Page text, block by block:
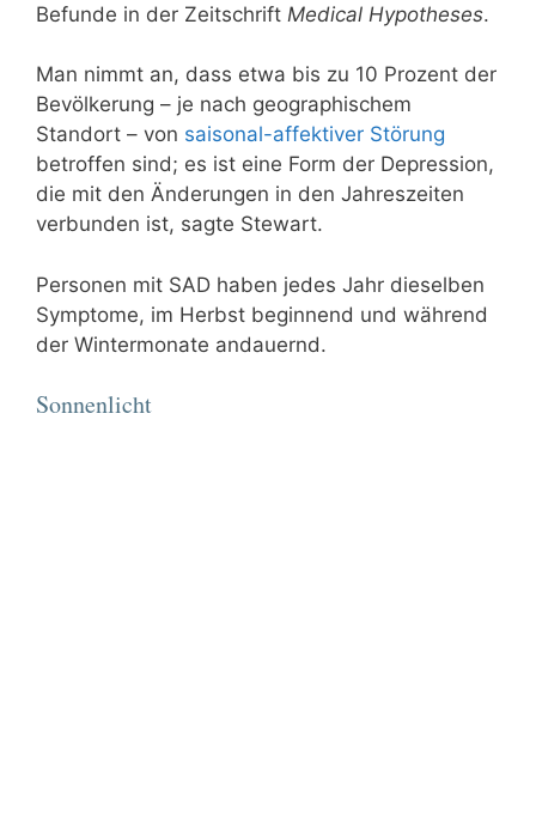
Befunde in der Zeitschrift Medical Hypotheses.
Man nimmt an, dass etwa bis zu 10 Prozent der
Bevölkerung – je nach geographischem
Standort – von saisonal-affektiver Störung
betroffen sind; es ist eine Form der Depression,
die mit den Änderungen in den Jahreszeiten
verbunden ist, sagte Stewart.
Personen mit SAD haben jedes Jahr dieselben
Symptome, im Herbst beginnend und während
der Wintermonate andauernd.
Sonnenlicht